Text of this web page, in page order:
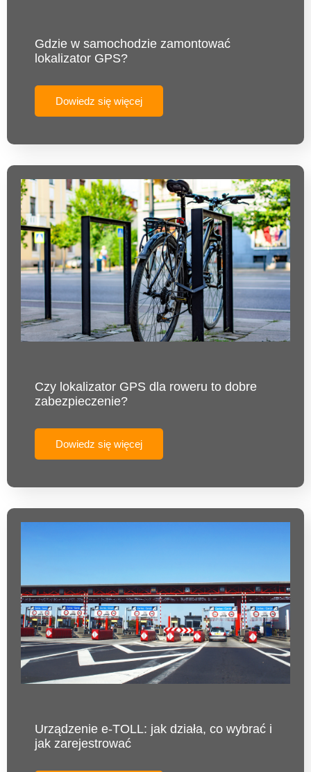
Gdzie w samochodzie zamontować
lokalizator GPS?
Dowiedz się więcej
Czy lokalizator GPS dla roweru to dobre
zabezpieczenie?
Dowiedz się więcej
Urządzenie e-TOLL: jak działa, co wybrać i
jak zarejestrować